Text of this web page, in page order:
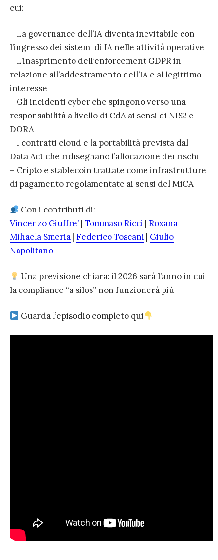
cui:
– La governance dell’IA diventa inevitabile con
l’ingresso dei sistemi di IA nelle attività operative
– L’inasprimento dell’enforcement GDPR in
relazione all’addestramento dell’IA e al legittimo
interesse
– Gli incidenti cyber che spingono verso una
responsabilità a livello di CdA ai sensi di NIS2 e
DORA
– I contratti cloud e la portabilità prevista dal
Data Act che ridisegnano l’allocazione dei rischi
– Cripto e stablecoin trattate come infrastrutture
di pagamento regolamentate ai sensi del MiCA
Con i contributi di:
Vincenzo Giuffre’ | Tommaso Ricci | Roxana
Mihaela Smeria | Federico Toscani | Giulio
Napolitano
Una previsione chiara: il 2026 sarà l’anno in cui
la compliance “a silos” non funzionerà più
Guarda l’episodio completo qui